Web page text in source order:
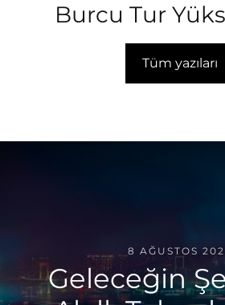
Burcu Tur
Tüm yazıları
8 AĞUSTOS
Geleceğin